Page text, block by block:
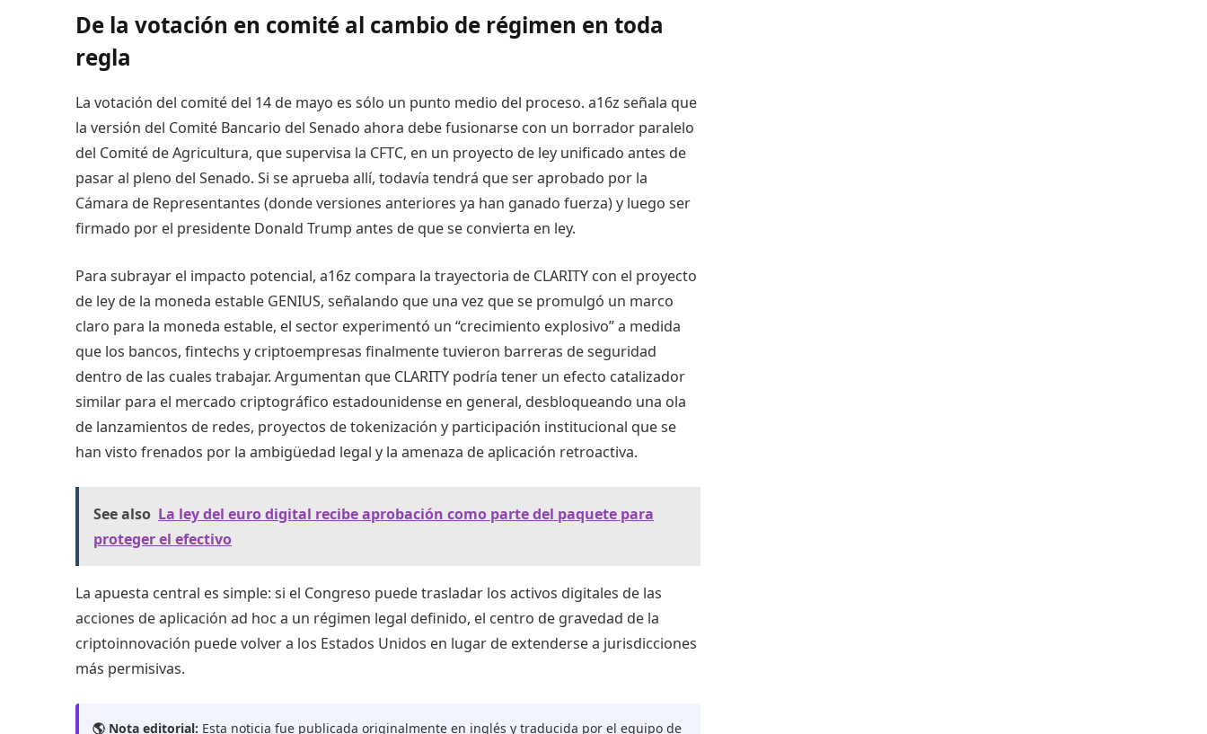
De la votación en comité al cambio de régimen en toda
regla
La votación del comité del 14 de mayo es sólo un punto medio del proceso. a16z señala que
la versión del Comité Bancario del Senado ahora debe fusionarse con un borrador paralelo
del Comité de Agricultura, que supervisa la CFTC, en un proyecto de ley unificado antes de
pasar al pleno del Senado. Si se aprueba allí, todavía tendrá que ser aprobado por la
Cámara de Representantes (donde versiones anteriores ya han ganado fuerza) y luego ser
firmado por el presidente Donald Trump antes de que se convierta en ley.
Para subrayar el impacto potencial, a16z compara la trayectoria de CLARITY con el proyecto
de ley de la moneda estable GENIUS, señalando que una vez que se promulgó un marco
claro para la moneda estable, el sector experimentó un “crecimiento explosivo” a medida
que los bancos, fintechs y criptoempresas finalmente tuvieron barreras de seguridad
dentro de las cuales trabajar. Argumentan que CLARITY podría tener un efecto catalizador
similar para el mercado criptográfico estadounidense en general, desbloqueando una ola
de lanzamientos de redes, proyectos de tokenización y participación institucional que se
han visto frenados por la ambigüedad legal y la amenaza de aplicación retroactiva.
See also La ley del euro digital recibe aprobación como parte del paquete para
proteger el efectivo
La apuesta central es simple: si el Congreso puede trasladar los activos digitales de las
acciones de aplicación ad hoc a un régimen legal definido, el centro de gravedad de la
criptoinnovación puede volver a los Estados Unidos en lugar de extenderse a jurisdicciones
más permisivas.
🌎 Nota editorial: Esta noticia fue publicada originalmente en inglés y traducida por el equipo de